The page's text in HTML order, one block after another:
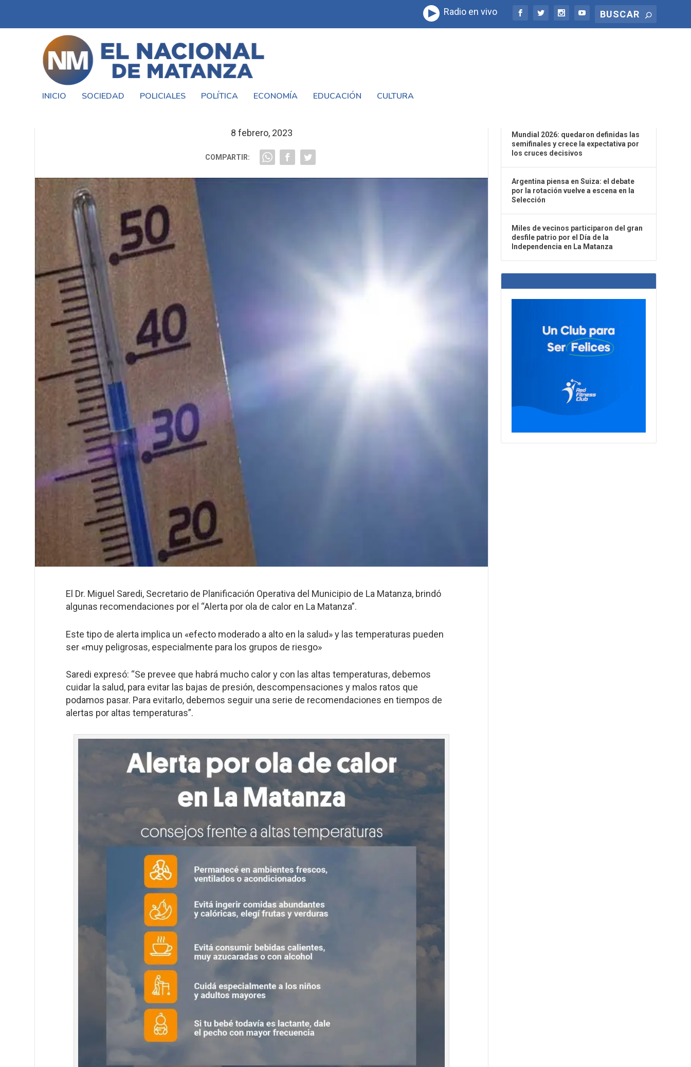
Radio en vivo
INICIO SOCIEDAD POLICIALES POLÍTICA ECONOMÍA EDUCACIÓN CULTURA
8 febrero, 2023
COMPARTIR:
El Dr. Miguel Saredi, Secretario de Planificación Operativa del Municipio de La Matanza, brindó
algunas recomendaciones por el “Alerta por ola de calor en La Matanza”.
Este tipo de alerta implica un «efecto moderado a alto en la salud» y las temperaturas pueden
ser «muy peligrosas, especialmente para los grupos de riesgo»
Saredi expresó: “Se prevee que habrá mucho calor y con las altas temperaturas, debemos
cuidar la salud, para evitar las bajas de presión, descompensaciones y malos ratos que
podamos pasar. Para evitarlo, debemos seguir una serie de recomendaciones en tiempos de
alertas por altas temperaturas”.
Mundial 2026: quedaron definidas las
semifinales y crece la expectativa por
los cruces decisivos
Argentina piensa en Suiza: el debate
por la rotación vuelve a escena en la
Selección
Miles de vecinos participaron del gran
desfile patrio por el Día de la
Independencia en La Matanza